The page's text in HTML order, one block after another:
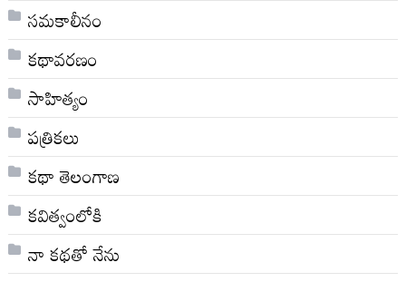
సమకాలీనం
కథావరణం
సాహిత్యం
పత్రికలు
కథా తెలంగాణ
కవిత్వంలోకి
నా క‌థ‌తో నేను